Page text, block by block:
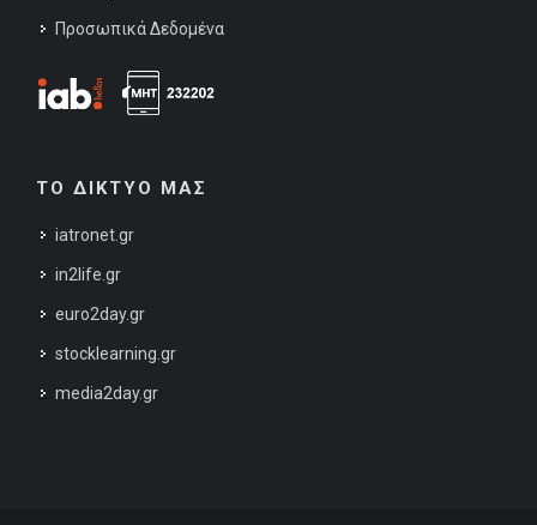
Προσωπικά Δεδομένα
ΤΟ ΔΙΚΤΥΟ ΜΑΣ
iatronet.gr
in2life.gr
euro2day.gr
stocklearning.gr
media2day.gr